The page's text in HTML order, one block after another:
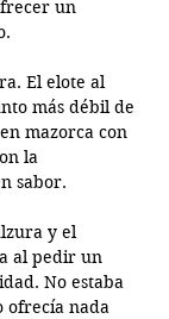
un
El elote al
más débil de
mazorca con
la
sabor.
y el
al pedir un
No estaba
ofrecía nada